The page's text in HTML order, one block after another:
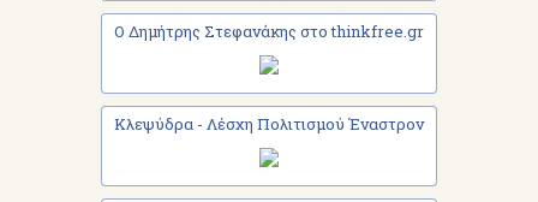
Ο Δημήτρης Στεφανάκης στο thinkfree.gr
Κλεψύδρα - Λέσχη Πολιτισμού Έναστρον